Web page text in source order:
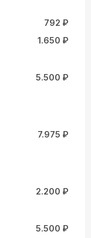
792 ₽
1.650 ₽
5.500 ₽
7.975 ₽
2.200 ₽
5.500 ₽